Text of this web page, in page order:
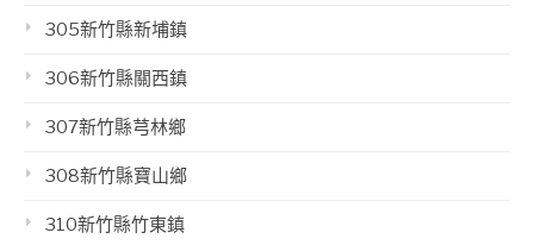
305新竹縣新埔鎮
306新竹縣關西鎮
307新竹縣芎林鄉
308新竹縣寶山鄉
310新竹縣竹東鎮